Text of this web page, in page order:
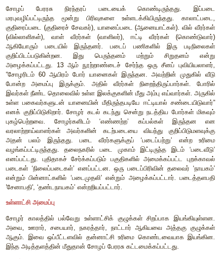
சோழர் நிர்வாகம்
அரசர்
சோழ அரசின் தன்மை குறித்து
கருத்துக்கள் உள்ளன. சோழ அரசு மரபுவழிப்பட்ட முடியாட்சியை
கொண்டிருந்தது என்பது தெளிவாகிறது. அரசர் பற்பல
உரியவராக அக்காலத்தைச் சேர்ந்த
குறிப்புகளிலும் புகழப்படுகிறார். கடவுளுக்கு இணையாகப்
பெருமகன், உலகுடைய பெருமாள், உலகுடைய
அழைக்கப்படுகிறார். பிற்காலத்தில் சக்கரவர்த்தி
சக்கரவர்த்தி (மூன்று உலகங்களுக்கானப் பேரரசர்) போன்ற
அரசாகள் சூடிக்கொண்டனர். அரசராகப் பட்டம் சூட்டும்
அவரது பெயருக்குப் பின் ‘தேவன்’ என்ற சொல்லைப்
நடைமுறை இருந்தது. அரசர்கள் தங்களைக் கடவுளின்
தோழன்) என்று உரிமை கோரித் தங்கள் அதிகாரத்தை
சோழ அரசர்கள் தங்கள் ஆன்மீக வழிகாட்டி அல்லது இராஜ
பிராமணர்களை நியமித்தார்கள். முதலாம்
இராஜேந்திரனும் இராஜ குருக்கள் மற்றும் சர்வ
பெயர்களைத் தங்கள் கல்வெட்டுகளில் குறிப்பிட்டுள்ளனர்.